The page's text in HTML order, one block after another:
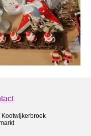
Kootwijkerbroek